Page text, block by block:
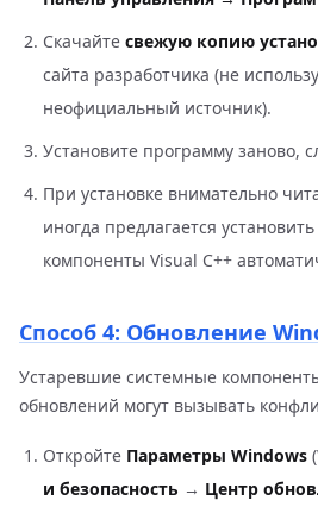
Скачайте свежую копию
сайта разработчика (не
неофициальный источник).
Установите программу заново,
При установке внимательно
иногда предлагается
компоненты Visual C++
Способ 4: Обновление
Устаревшие системные
обновлений могут вызывать
Откройте Параметры Windows
и безопасность → Центр